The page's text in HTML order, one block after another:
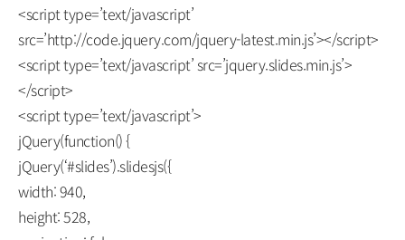
<script type=’text/javascript’
src=’http://code.jquery.com/jquery-latest.min.js’></script>
<script type=’text/javascript’ src=’jquery.slides.min.js’>
</script>
<script type=’text/javascript’>
jQuery(function() {
jQuery(‘#slides’).slidesjs({
width: 940,
height: 528,